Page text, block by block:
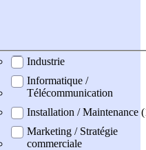
Industrie
Informatique /
Télécommunication
Installation / Maintenance
Marketing / Stratégie
commerciale